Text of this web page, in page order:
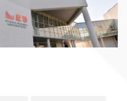
ir aplinka
ir inovacijų savaitė